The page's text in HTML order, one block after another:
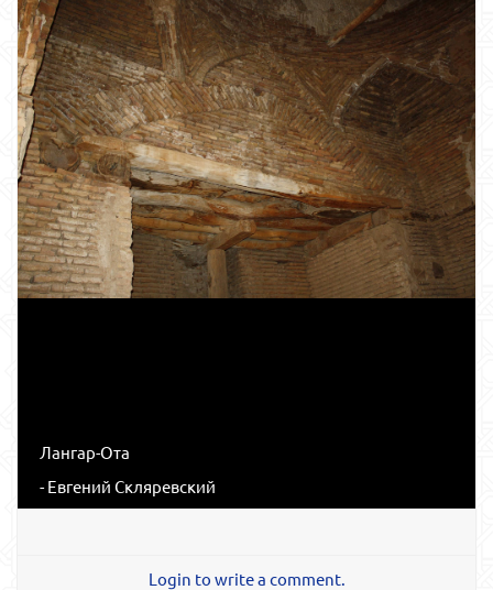
Лангар-Ота
- Евгений Скляревский
Login to write a comment.